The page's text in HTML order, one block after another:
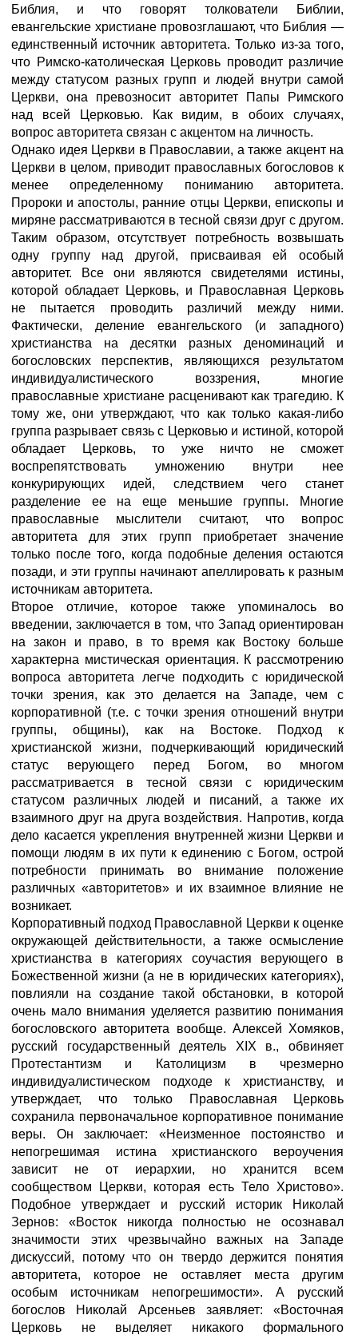
Библия, и что говорят толкователи Библии,
евангельские христиане провозглашают, что Библия —
единственный источник авторитета. Только из-за того,
что Римско-католическая Церковь проводит различие
между статусом разных групп и людей внутри самой
Церкви, она превозносит авторитет Папы Римского
над всей Церковью. Как видим, в обоих случаях,
вопрос авторитета связан с акцентом на личность.
Однако идея Церкви в Православии, а также акцент на
Церкви в целом, приводит православных богословов к
менее определенному пониманию авторитета.
Пророки и апостолы, ранние отцы Церкви, епископы и
миряне рассматриваются в тесной связи друг с другом.
Таким образом, отсутствует потребность возвышать
одну группу над другой, присваивая ей особый
авторитет. Все они являются свидетелями истины,
которой обладает Церковь, и Православная Церковь
не пытается проводить различий между ними.
Фактически, деление евангельского (и западного)
христианства на десятки разных деноминаций и
богословских перспектив, являющихся результатом
индивидуалистического воззрения, многие
православные христиане расценивают как трагедию. К
тому же, они утверждают, что как только какая-либо
группа разрывает связь с Церковью и истиной, которой
обладает Церковь, то уже ничто не сможет
воспрепятствовать умножению внутри нее
конкурирующих идей, следствием чего станет
разделение ее на еще меньшие группы. Многие
православные мыслители считают, что вопрос
авторитета для этих групп приобретает значение
только после того, когда подобные деления остаются
позади, и эти группы начинают апеллировать к разным
источникам авторитета.
Второе отличие, которое также упоминалось во
введении, заключается в том, что Запад ориентирован
на закон и право, в то время как Востоку больше
характерна мистическая ориентация. К рассмотрению
вопроса авторитета легче подходить с юридической
точки зрения, как это делается на Западе, чем с
корпоративной (т.е. с точки зрения отношений внутри
группы, общины), как на Востоке. Подход к
христианской жизни, подчеркивающий юридический
статус верующего перед Богом, во многом
рассматривается в тесной связи с юридическим
статусом различных людей и писаний, а также их
взаимного друг на друга воздействия. Напротив, когда
дело касается укрепления внутренней жизни Церкви и
помощи людям в их пути к единению с Богом, острой
потребности принимать во внимание положение
различных «авторитетов» и их взаимное влияние не
возникает.
Корпоративный подход Православной Церкви к оценке
окружающей действительности, а также осмысление
христианства в категориях соучастия верующего в
Божественной жизни (а не в юридических категориях),
повлияли на создание такой обстановки, в которой
очень мало внимания уделяется развитию понимания
богословского авторитета вообще. Алексей Хомяков,
русский государственный деятель XIX в., обвиняет
Протестантизм и Католицизм в чрезмерно
индивидуалистическом подходе к христианству, и
утверждает, что только Православная Церковь
сохранила первоначальное корпоративное понимание
веры. Он заключает: «Неизменное постоянство и
непогрешимая истина христианского вероучения
зависит не от иерархии, но хранится всем
сообществом Церкви, которая есть Тело Христово».
Подобное утверждает и русский историк Николай
Зернов: «Восток никогда полностью не осознавал
значимости этих чрезвычайно важных на Западе
дискуссий, потому что он твердо держится понятия
авторитета, которое не оставляет места другим
особым источникам непогрешимости». А русский
богослов Николай Арсеньев заявляет: «Восточная
Церковь не выделяет никакого формального